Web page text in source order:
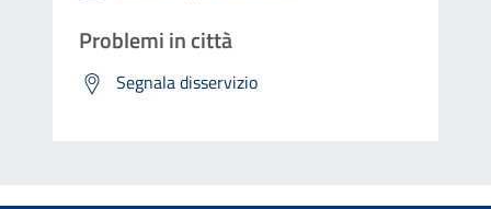
Problemi in città
Segnala disservizio